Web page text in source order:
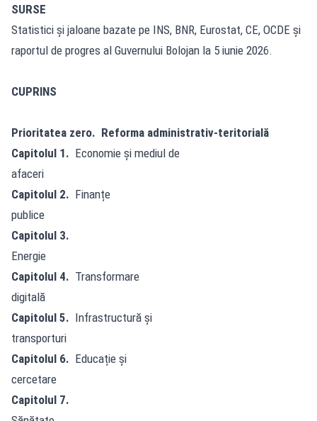
SURSE
Statistici și jaloane bazate pe INS, BNR, Eurostat, CE, OCDE și
raportul de progres al Guvernului Bolojan la 5 iunie 2026.
CUPRINS
Prioritatea zero. Reforma administrativ-teritorială
Capitolul 1. Economie și mediul de
afaceri
Capitolul 2. Finanțe
publice
Capitolul 3.
Energie
Capitolul 4. Transformare
digitală
Capitolul 5. Infrastructură și
transporturi
Capitolul 6. Educație și
cercetare
Capitolul 7.